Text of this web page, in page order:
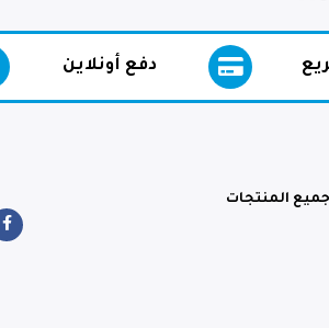
دفع أونلاين
جميع المنتجات